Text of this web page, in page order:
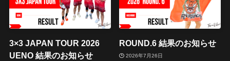
3×3 JAPAN TOUR 2026
UENO 結果のお知らせ
ROUND.6 結果のお知らせ
2026年7月26日